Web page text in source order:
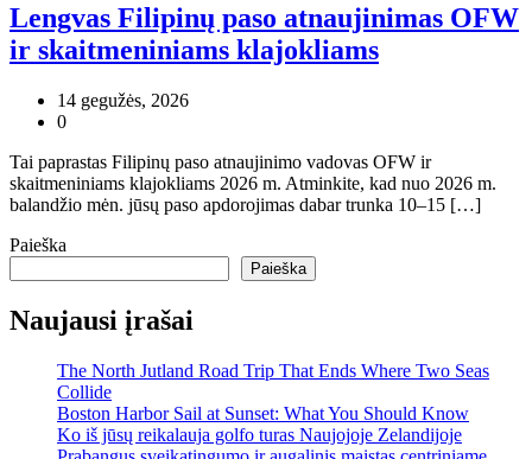
Lengvas Filipinų paso atnaujinimas OFW
ir skaitmeniniams klajokliams
14 gegužės, 2026
0
Tai paprastas Filipinų paso atnaujinimo vadovas OFW ir
skaitmeniniams klajokliams 2026 m. Atminkite, kad nuo 2026 m.
balandžio mėn. jūsų paso apdorojimas dabar trunka 10–15 […]
Paieška
Paieška
Naujausi įrašai
The North Jutland Road Trip That Ends Where Two Seas
Collide
Boston Harbor Sail at Sunset: What You Should Know
Ko iš jūsų reikalauja golfo turas Naujojoje Zelandijoje